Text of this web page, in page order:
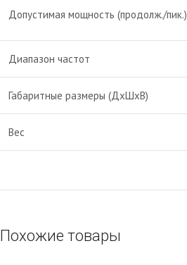
Допустимая мощность (продолж./пик.)
Диапазон частот
Габаритные размеры (ДхШхВ)
Вес
Похожие товары